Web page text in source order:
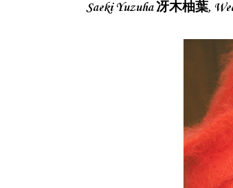
Saeki Yuzuha 冴木柚葉,